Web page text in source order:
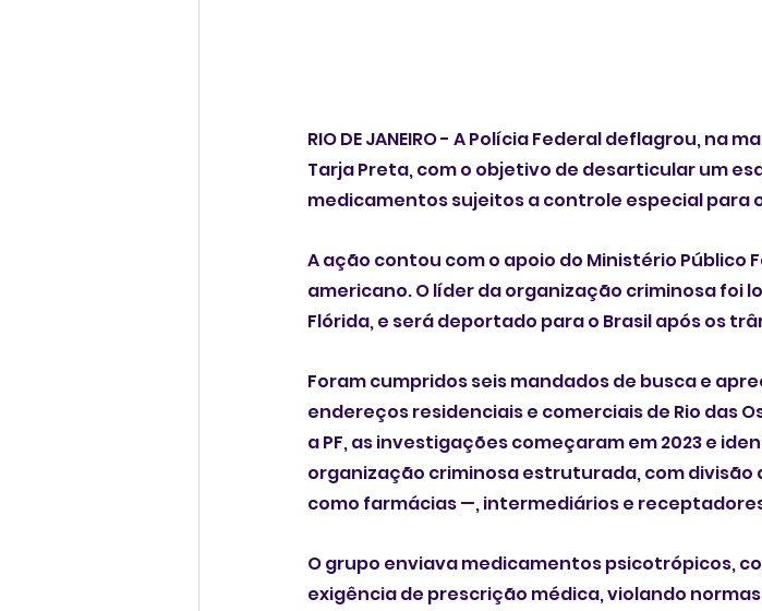
RIO DE JANEIRO - A Polícia Federal deflagrou,
Tarja Preta, com o objetivo de desarticular um
medicamentos sujeitos a controle especial para
A ação contou com o apoio do Ministério Público
americano. O líder da organização criminosa foi
Flórida, e será deportado para o Brasil após os
Foram cumpridos seis mandados de busca e
endereços residenciais e comerciais de Rio das
a PF, as investigações começaram em 2023 e
organização criminosa estruturada, com
como farmácias —, intermediários e
O grupo enviava medicamentos psicotrópicos,
exigência de prescrição médica, violando